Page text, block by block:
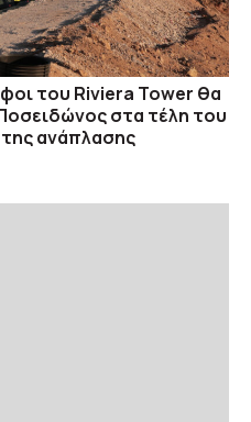
του Riviera Tower θα
στα τέλη του
της ανάπλασης